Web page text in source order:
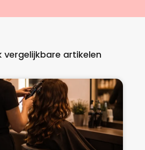
vergelijkbare artikelen